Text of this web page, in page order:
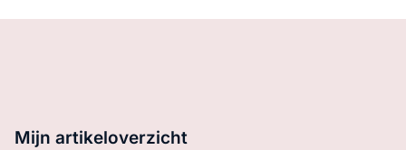
Mijn artikeloverzicht